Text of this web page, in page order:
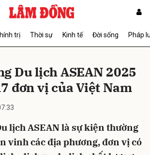
trị Thời sự Kinh tế Đời sống Pháp
Du lịch ASEAN 2025
đơn vị của Việt Nam
lịch ASEAN là sự kiện thường
vinh các địa phương, đơn vị có
Hủy Gửi